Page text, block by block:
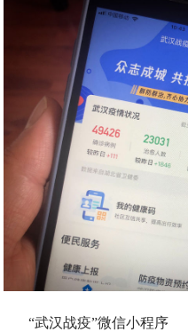
“武汉战疫”微信小程序